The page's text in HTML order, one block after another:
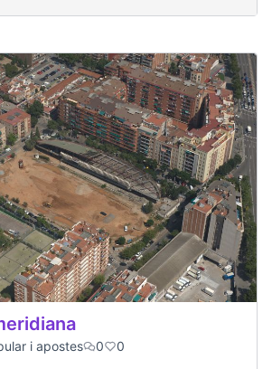
i apostes 0 0